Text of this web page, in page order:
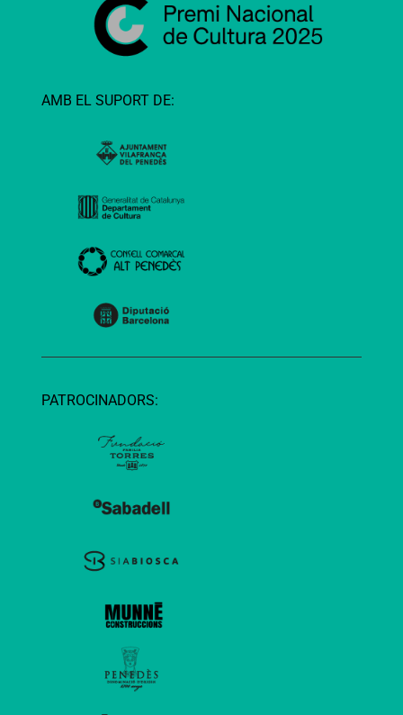
AMB EL SUPORT DE:
PATROCINADORS: